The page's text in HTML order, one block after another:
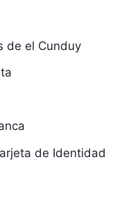
de el Cunduy
de Identidad